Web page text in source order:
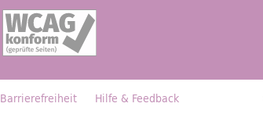
Barrierefreiheit Hilfe & Feedback